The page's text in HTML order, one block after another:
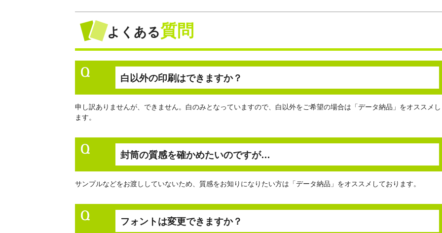
よくある質問
白以外の印刷はできますか？
申し訳ありませんが、できません。白のみとなっていますので、白以外をご希望の場合は「データ納品」をオススメし
ます。
封筒の質感を確かめたいのですが…
サンプルなどをお渡ししていないため、質感をお知りになりたい方は「データ納品」をオススメしております。
フォントは変更できますか？